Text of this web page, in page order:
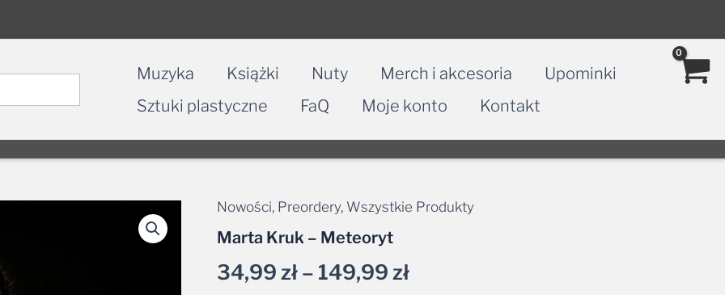
Muzyka Książki Nuty Merch i akcesoria
Upominki
Sztuki plastyczne
FaQ Moje konto Kontakt
Nowości, Preordery, Wszystkie Produkty
Marta Kruk – Meteoryt
34,99zł– 149,99zł
Zakres